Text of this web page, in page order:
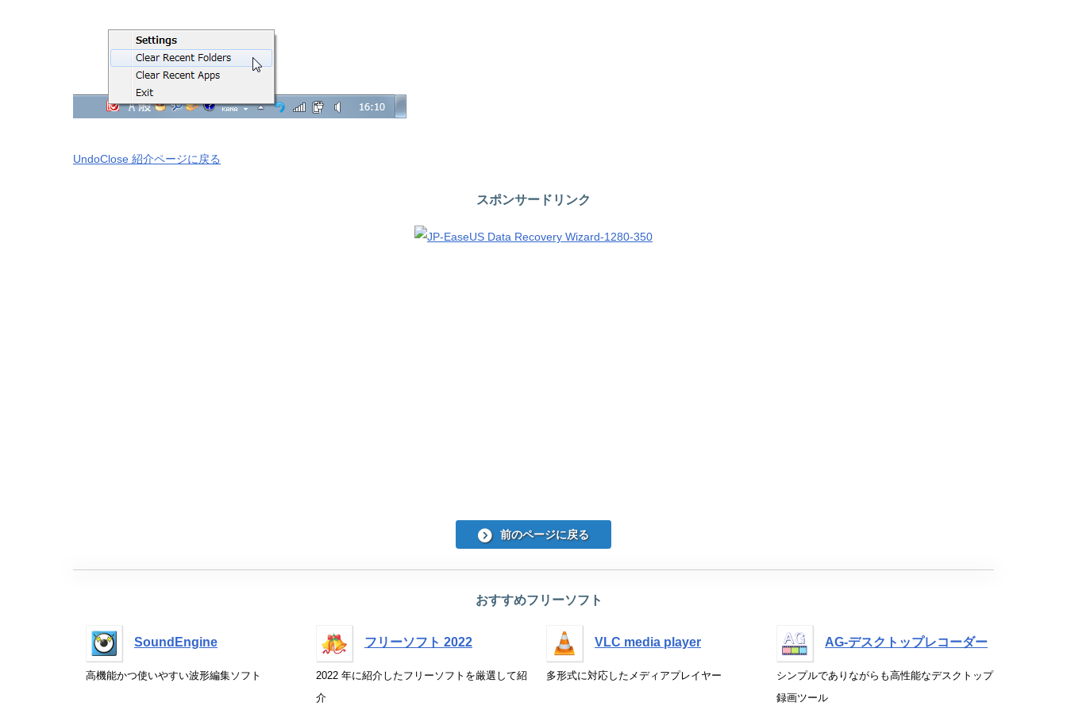
UndoClose 紹介ページに戻る
スポンサードリンク
前のページに戻る
おすすめフリーソフト
SoundEngine
高機能かつ使いやすい波形編集ソフト
フリーソフト 2022
2022 年に紹介したフリーソフトを厳選して紹
介
VLC media player
多形式に対応したメディアプレイヤー
AG-デスクトップレコーダー
シンプルでありながらも高性能なデスクトップ
録画ツール